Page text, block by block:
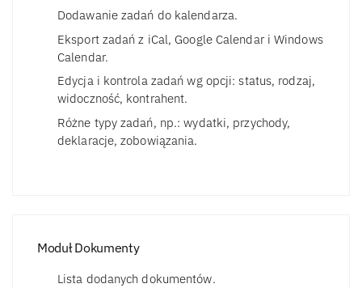
Dodawanie zadań do kalendarza.
Eksport zadań z iCal, Google Calendar i Windows
Calendar.
Edycja i kontrola zadań wg opcji: status, rodzaj,
widoczność, kontrahent.
Różne typy zadań, np.: wydatki, przychody,
deklaracje, zobowiązania.
Moduł Dokumenty
Lista dodanych dokumentów.